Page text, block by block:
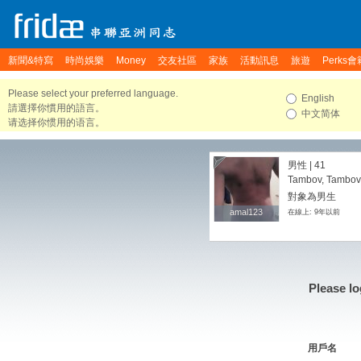
新聞&特寫 時尚娛樂 Money 交友社區 家族 活動訊息 旅遊 Perks會
Please select your preferred language.
請選擇你慣用的語言。
请选择你惯用的语言。
English
中文简体
amal123
amal123
男性 | 41
Tambov,
對象為男生
在線上: 9年以前
Please
用戶名